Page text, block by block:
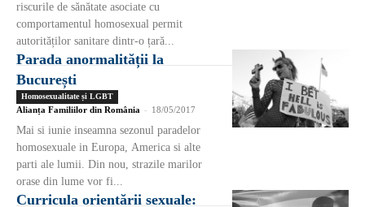
riscurile de sănătate asociate cu
comportamentul homosexual permit
autorităților sanitare dintr-o țară...
Parada anormalității la
București
Homosexualitate și LGBT
Alianța Familiilor din România - 18/05/2017
Mai si iunie inseamna sezonul paradelor
homosexuale in Europa, America si alte
parti ale lumii. Din nou, strazile marilor
orase din lume vor fi...
Curricula orientării sexuale: